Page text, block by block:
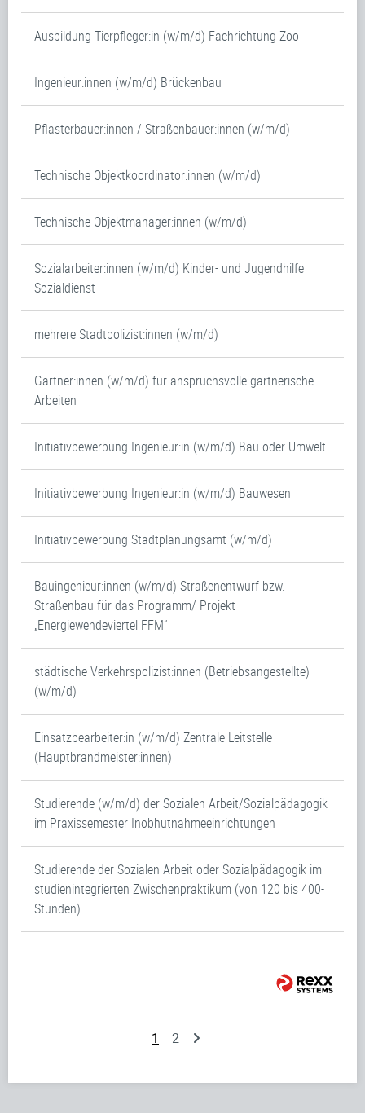
Ausbildung Tierpfleger:in (w/m/d) Fachrichtung Zoo
Ingenieur:innen (w/m/d) Brückenbau
Pflasterbauer:innen / Straßenbauer:innen (w/m/d)
Technische Objektkoordinator:innen (w/m/d)
Technische Objektmanager:innen (w/m/d)
Sozialarbeiter:innen (w/m/d) Kinder- und Jugendhilfe
Sozialdienst
mehrere Stadtpolizist:innen (w/m/d)
Gärtner:innen (w/m/d) für anspruchsvolle gärtnerische
Arbeiten
Initiativbewerbung Ingenieur:in (w/m/d) Bau oder Umwelt
Initiativbewerbung Ingenieur:in (w/m/d) Bauwesen
Initiativbewerbung Stadtplanungsamt (w/m/d)
Bauingenieur:innen (w/m/d) Straßenentwurf bzw.
Straßenbau für das Programm/ Projekt
„Energiewendeviertel FFM“
städtische Verkehrspolizist:innen (Betriebsangestellte)
(w/m/d)
Einsatzbearbeiter:in (w/m/d) Zentrale Leitstelle
(Hauptbrandmeister:innen)
Studierende (w/m/d) der Sozialen Arbeit/Sozialpädagogik
im Praxissemester Inobhutnahmeeinrichtungen
Studierende der Sozialen Arbeit oder Sozialpädagogik im
studienintegrierten Zwischenpraktikum (von 120 bis 400-
Stunden)
1 2